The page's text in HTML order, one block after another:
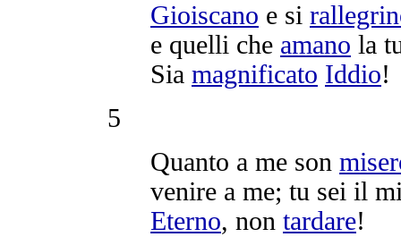
Gioiscano e si
e quelli che amano la
Sia magnificato Iddio!
5
Quanto a me son
venire a me; tu sei il
Eterno, non tardare!